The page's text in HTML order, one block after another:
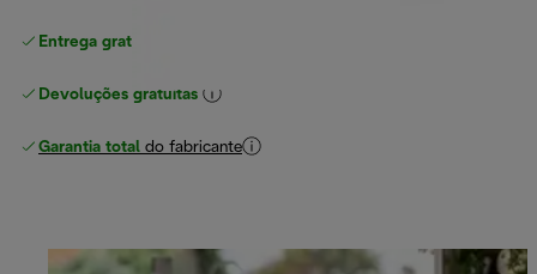
Entrega gratuita padrão
Devoluções gratuitas
Garantia total do fabricante